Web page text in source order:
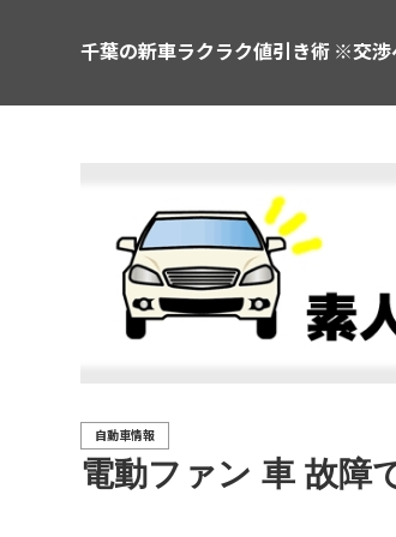
千葉の新車ラクラク値引き術 ※交渉
電動ファン 車 故障
自動車情報